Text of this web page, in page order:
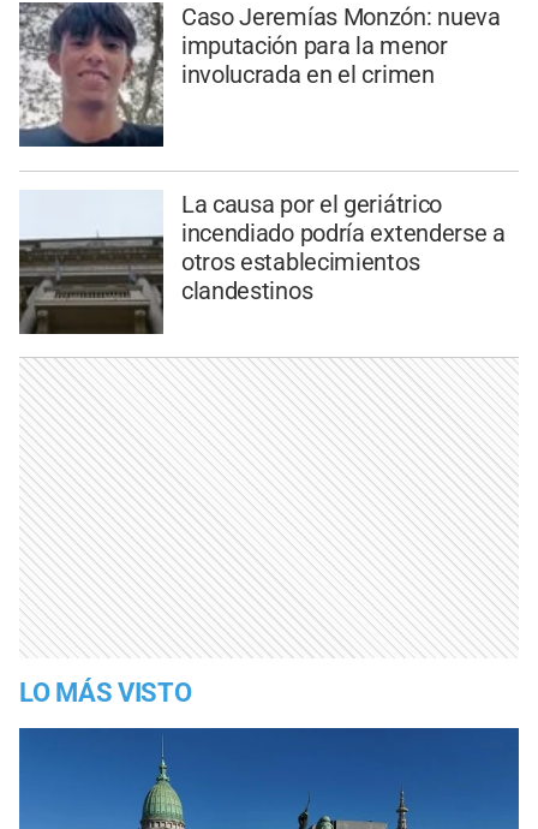
Caso Jeremías Monzón: nueva
imputación para la menor
involucrada en el crimen
La causa por el geriátrico
incendiado podría extenderse a
otros establecimientos
clandestinos
LO MÁS VISTO